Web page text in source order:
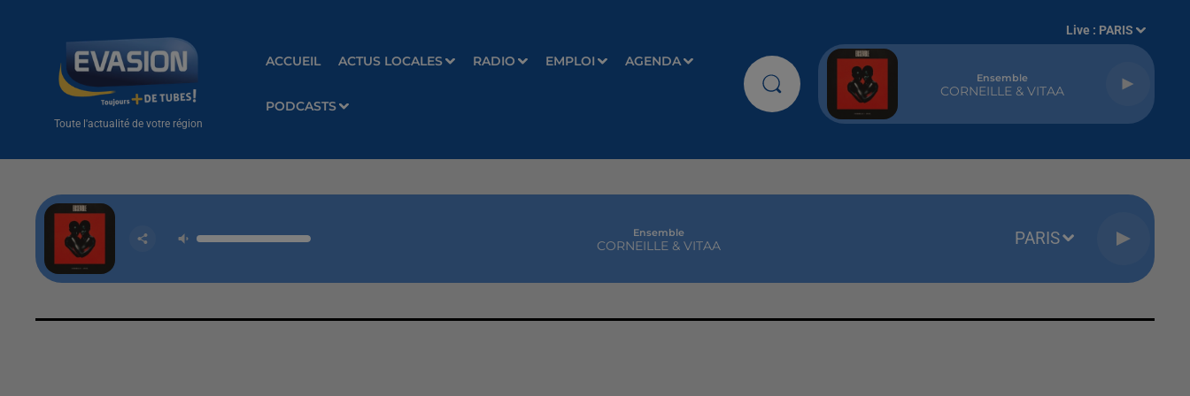
Toute l'actualité de votre région
ACCUEIL ACTUS LOCALES RADIO EMPLOI AGENDA
PODCASTS
Live : PARIS
Ensemble
CORNEILLE & VITAA
Ensemble
CORNEILLE & VITAA PARIS